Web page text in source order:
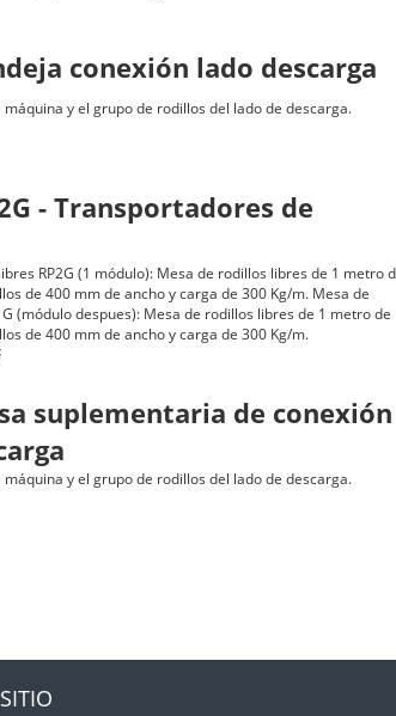
conexión lado descarga
y el grupo de rodillos del lado de descarga.
- Transportadores de
RP2G (1 módulo): Mesa de rodillos libres de 1 metro
de 400 mm de ancho y carga de 300 Kg/m. Mesa de
(módulo despues): Mesa de rodillos libres de 1 metro de
de 400 mm de ancho y carga de 300 Kg/m.
suplementaria de conexión
y el grupo de rodillos del lado de descarga.
SITIO